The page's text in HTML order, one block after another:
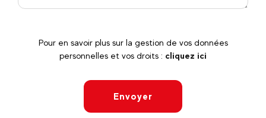
Pour en savoir plus sur la gestion de vos données
personnelles et vos droits : cliquez ici
Envoyer